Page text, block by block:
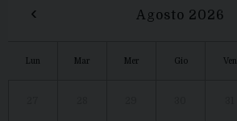
‹ Agosto 2026
Lun Mar Mer Gio Ven